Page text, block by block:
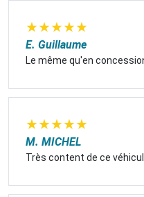
★★★★★
E. Guillaume
Le même qu'en
★★★★★
M. MICHEL
Très content de ce